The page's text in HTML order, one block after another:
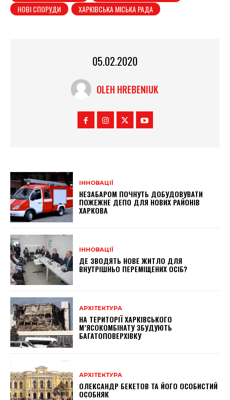
НОВІ СПОРУДИ
ХАРКІВСЬКА МІСЬКА РАДА
05.02.2020
OLEH HREBENIUK
ІННОВАЦІЇ
НЕЗАБАРОМ ПОЧНУТЬ ДОБУДОВУВАТИ
ПОЖЕЖНЕ ДЕПО ДЛЯ НОВИХ РАЙОНІВ
ХАРКОВА
ІННОВАЦІЇ
ДЕ ЗВОДЯТЬ НОВЕ ЖИТЛО ДЛЯ
ВНУТРІШНЬО ПЕРЕМІЩЕНИХ ОСІБ?
АРХІТЕКТУРА
НА ТЕРИТОРІЇ ХАРКІВСЬКОГО
М’ЯСОКОМБІНАТУ ЗБУДУЮТЬ
БАГАТОПОВЕРХІВКУ
АРХІТЕКТУРА
ОЛЕКСАНДР БЕКЕТОВ ТА ЙОГО ОСОБИСТИЙ
ОСОБНЯК